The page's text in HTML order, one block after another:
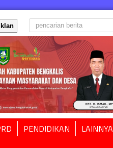
Iklan
PENDIDIKAN
LAINNYA